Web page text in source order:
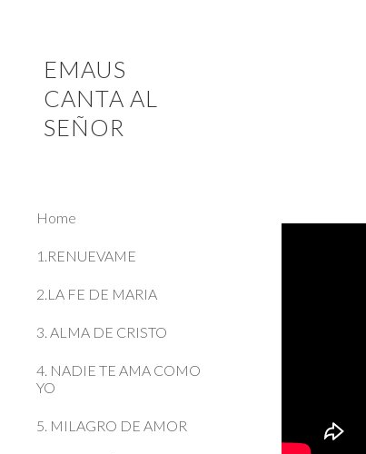
EMAUS
CANTA AL
SEÑOR
Home
1.RENUEVAME
2.LA FE DE MARIA
3. ALMA DE CRISTO
4. NADIE TE AMA COMO
YO
5. MILAGRO DE AMOR